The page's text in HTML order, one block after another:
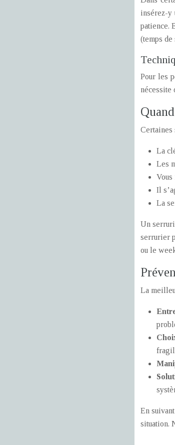
insérez-y
patience.
(temps de
Pour les
nécessite
Certaines
La
Les
Vous
Il
La
Un
serrurier
ou le
La
En
situation.